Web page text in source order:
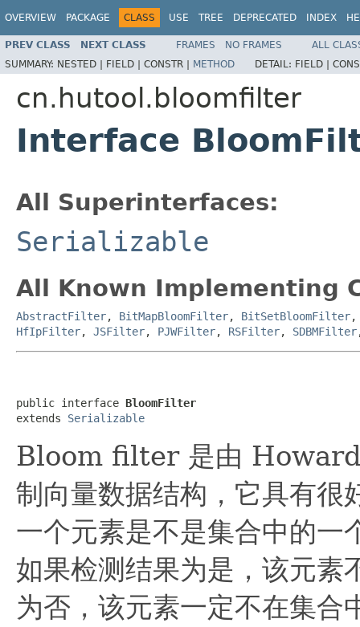
OVERVIEW PACKAGE CLASS USE TREE DEPRECATED INDEX
PREV CLASS NEXT CLASS FRAMES NO FRAMES
ALL
SUMMARY: NESTED | FIELD | CONSTR | METHOD DETAIL: FIELD |
cn.hutool.bloomfilter
Interface
All Superinterfaces:
Serializable
All Known Implementing
AbstractFilter, BitMapBloomFilter, BitSetBloomFilter
HfIpFilter, JSFilter, PJWFilter, RSFilter, SDBMFilter
public interface BloomFilter
extends Serializable
Bloom filter 是由
制向量数据结构，它具有很
一个元素是不是集合中的一
如果检测结果为是，该元素
为否，该元素一定不在集合